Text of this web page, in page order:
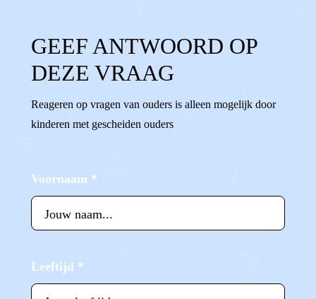
GEEF ANTWOORD OP
DEZE VRAAG
Reageren op vragen van ouders is alleen mogelijk door
kinderen met gescheiden ouders
Voornaam *
Leeftijd *